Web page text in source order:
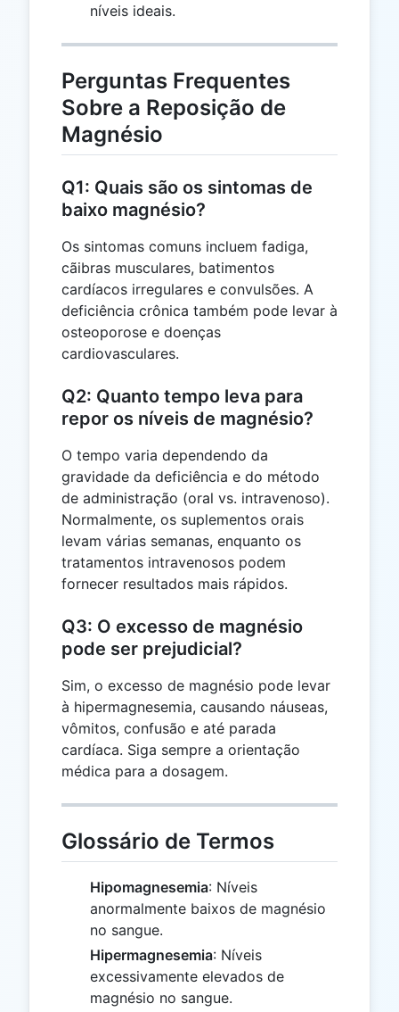
níveis ideais.
Perguntas Frequentes
Sobre a Reposição de
Magnésio
Q1: Quais são os sintomas de
baixo magnésio?
Os sintomas comuns incluem fadiga,
cãibras musculares, batimentos
cardíacos irregulares e convulsões. A
deficiência crônica também pode levar à
osteoporose e doenças
cardiovasculares.
Q2: Quanto tempo leva para
repor os níveis de magnésio?
O tempo varia dependendo da
gravidade da deficiência e do método
de administração (oral vs. intravenoso).
Normalmente, os suplementos orais
levam várias semanas, enquanto os
tratamentos intravenosos podem
fornecer resultados mais rápidos.
Q3: O excesso de magnésio
pode ser prejudicial?
Sim, o excesso de magnésio pode levar
à hipermagnesemia, causando náuseas,
vômitos, confusão e até parada
cardíaca. Siga sempre a orientação
médica para a dosagem.
Glossário de Termos
Hipomagnesemia: Níveis
anormalmente baixos de magnésio
no sangue.
Hipermagnesemia: Níveis
excessivamente elevados de
magnésio no sangue.